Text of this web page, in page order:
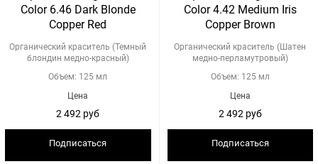
Color 6.46 Dark Blonde
Copper Red
Органический краситель (Темный
блондин медно-красный)
Объем: 125 мл
Цена
2 492 руб
Подписаться
Color 4.42 Medium Iris
Copper Brown
Органический краситель (Шатен
медно-перламутровый)
Объем: 125 мл
Цена
2 492 руб
Подписаться